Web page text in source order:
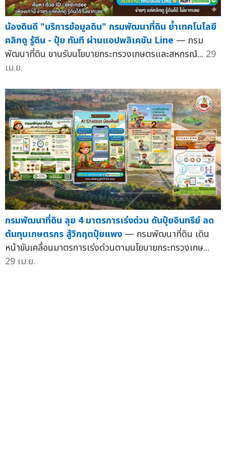
น้องดินดี "บริการข้อมูลดิน" กรมพัฒนาที่ดิน ย้ำเทคโนโลยี
คลิกดู รู้ดิน - ปุ๋ย ทันที ผ่านแอปพลิเคชัน Line — กรม
พัฒนาที่ดิน ขานรับนโยบายกระทรวงเกษตรและสหกรณ์... 29
เม.ย.
กรมพัฒนาที่ดิน ลุย 4 มาตรการเร่งด่วน ดันปุ๋ยอินทรีย์ ลด
ต้นทุนเกษตรกร สู้วิกฤตปุ๋ยแพง — กรมพัฒนาที่ดิน เดิน
หน้าขับเคลื่อนมาตรการเร่งด่วนตามนโยบายกระทรวงเกษ...
29 เม.ย.